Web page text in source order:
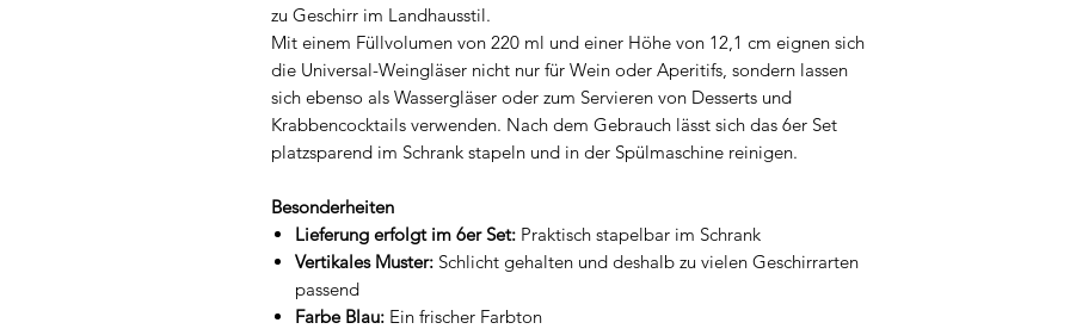
zu Geschirr im Landhausstil.
Mit einem Füllvolumen von 220 ml und einer Höhe von 12,1 cm eignen sich
die Universal-Weingläser nicht nur für Wein oder Aperitifs, sondern lassen
sich ebenso als Wassergläser oder zum Servieren von Desserts und
Krabbencocktails verwenden. Nach dem Gebrauch lässt sich das 6er Set
platzsparend im Schrank stapeln und in der Spülmaschine reinigen.
Besonderheiten
Lieferung erfolgt im 6er Set: Praktisch stapelbar im Schrank
Vertikales Muster: Schlicht gehalten und deshalb zu vielen Geschirrarten
passend
Farbe Blau: Ein frischer Farbton